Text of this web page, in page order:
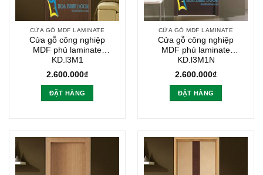
CỬA GỖ MDF LAMINATE
Cửa gỗ công nghiệp
MDF phủ laminate
KD.l3M1
2.600.000₫
ĐẶT HÀNG
CỬA GỖ MDF LAMINATE
Cửa gỗ công nghiệp
MDF phủ laminate
KD.l3M1N
2.600.000₫
ĐẶT HÀNG